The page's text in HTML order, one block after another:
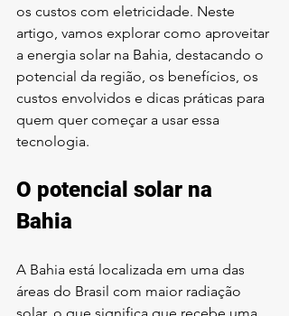
os custos com eletricidade. Neste
artigo, vamos explorar como aproveitar
a energia solar na Bahia, destacando o
potencial da região, os benefícios, os
custos envolvidos e dicas práticas para
quem quer começar a usar essa
tecnologia.
O potencial solar na
Bahia
A Bahia está localizada em uma das
áreas do Brasil com maior radiação